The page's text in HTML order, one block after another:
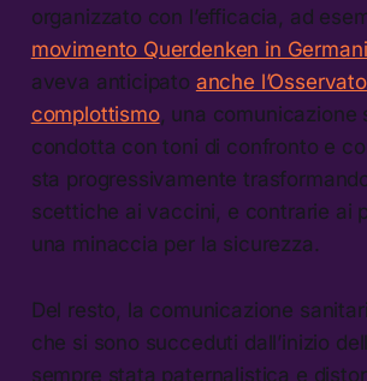
organizzato con l’efficacia, ad
movimento Querdenken in
aveva anticipato anche
complottismo, una comunicazione
condotta con toni di confronto e
sta progressivamente
scettiche ai vaccini, e contrarie ai
una minaccia per la sicurezza.
Del resto, la comunicazione
che si sono succeduti dall’inizio
sempre stata paternalistica e